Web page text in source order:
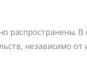
распространены. В
независимо